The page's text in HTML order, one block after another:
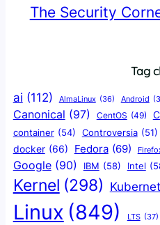
The Security
Tag
ai (112) AlmaLinux (36) Android
Canonical (97) CentOS (49)
container (54) Controversia (51)
docker (66) Fedora (69)
Google (90) IBM (58) Intel
Kernel (298)
Linux (849) LTS (37)